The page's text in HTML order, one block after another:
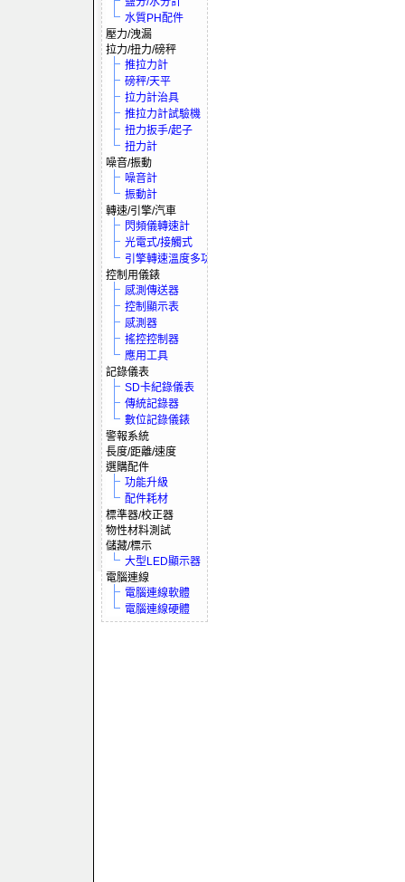
水質PH配件
壓力/洩漏
拉力/扭力/磅秤
推拉力計
磅秤/天平
拉力計治具
推拉力計試驗機
扭力扳手/起子
扭力計
噪音/振動
噪音計
振動計
轉速/引擎/汽車
閃頻儀轉速計
光電式/接觸式
引擎轉速溫度多功電表
控制用儀錶
感測傳送器
控制顯示表
感測器
搖控控制器
應用工具
記錄儀表
SD卡紀錄儀表
傳統記錄器
數位記錄儀錶
警報系統
長度/距離/速度
選購配件
功能升級
配件耗材
標準器/校正器
物性材料測試
儲藏/標示
大型LED顯示器
電腦連線
電腦連線軟體
電腦連線硬體